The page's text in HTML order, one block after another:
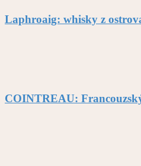
Laphroaig: whisky z
COINTREAU: